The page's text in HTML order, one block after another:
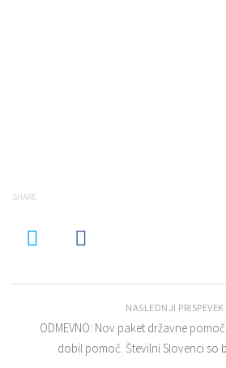
SHARE
NASLEDNJI PRISPEVEK
ODMEVNO: Nov paket državne
dobil pomoč. Številni Slovenci so